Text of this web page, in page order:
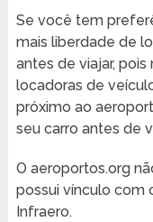
Se você tem
mais liberdade de
antes de viajar,
locadoras de
próximo ao
seu carro antes de
O aeroportos.org
possui vínculo com
Infraero.